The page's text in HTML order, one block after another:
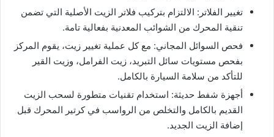
تغيير الفلاتر: الالتزام بتركيب فلاتر الزيت الأصلية التي تضمن
تنقية المحرك من الشوائب المعدنية بفعالية تامة.
فحص السوائل المجاني: مع كل عملية تغيير زيت، يقوم المركز
بفحص مستويات سائل التبريد، زيت الفرامل، وزيت القير
للتأكد من سلامة السيارة بالكامل.
أجهزة شفط حديثة: استخدام تقنيات متطورة لسحب الزيت
القديم بالكامل والتخلص من الرواسب في كرتير المحرك قبل
إضافة الزيت الجديد.